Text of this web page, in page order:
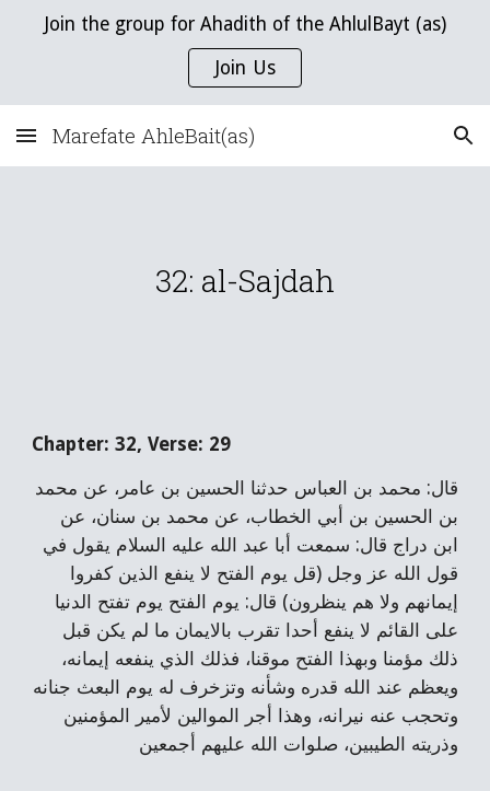
Skip to main content Skip to navigation
Join the group for Ahadith of the AhlulBayt (as)
Join Us
Marefate AhleBait(as)
32: al-Sajdah
Chapter: 32, Verse: 29
قال: محمد بن العباس حدثنا الحسين بن عامر، عن محمد
بن الحسين بن أبي الخطاب، عن محمد بن سنان، عن
ابن دراج قال: سمعت أبا عبد الله عليه السلام يقول في
قول الله عز وجل (قل يوم الفتح لا ينفع الذين كفروا
إيمانهم ولا هم ينظرون) قال: يوم الفتح يوم تفتح الدنيا
على القائم لا ينفع أحدا تقرب بالايمان ما لم يكن قبل
ذلك مؤمنا وبهذا الفتح موقنا، فذلك الذي ينفعه إيمانه،
ويعظم عند الله قدره وشأنه وتزخرف له يوم البعث جنانه
وتحجب عنه نيرانه، وهذا أجر الموالين لأمير المؤمنين
وذريته الطيبين، صلوات الله عليهم أجمعين